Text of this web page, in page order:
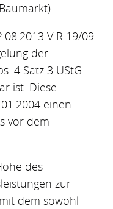
V R 19/09
der
4 Satz 3 UStG
ist. Diese
einen
vor dem
des
zur
dem sowohl